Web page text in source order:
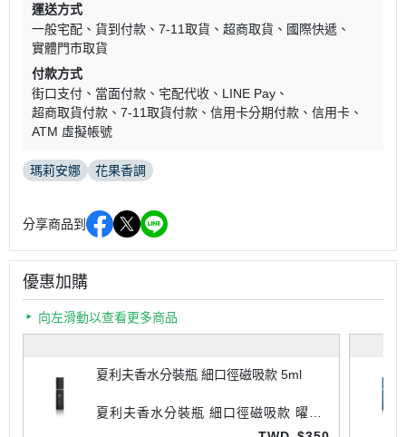
運送方式
一般宅配
貨到付款 7-11取貨 超商取貨
國際快遞
實體門市取貨
付款方式
街口支付
當面付款 宅配代收
LINE Pay
超商取貨付款
7-11取貨付款 信用卡分期付款
信用卡
ATM 虛擬帳號
瑪莉安娜 花果香調
分享商品到
優惠加購
向左滑動以查看更多商品
夏利夫香水分裝瓶 細口徑磁吸款 5ml
夏利夫香水分裝瓶 細口徑磁吸款 曜石